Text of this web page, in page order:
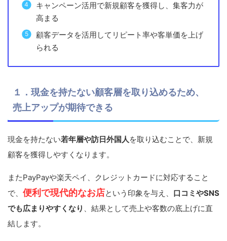
キャンペーン活用で新規顧客を獲得し、集客力が
高まる
顧客データを活用してリピート率や客単価を上げ
られる
１．現金を持たない顧客層を取り込めるため、
売上アップが期待できる
現金を持たない若年層や訪日外国人 を取り込むことで、新規
顧客を獲得しやすくなります。
またPayPayや楽天ペイ、クレジットカードに対応すること
で、 便利で現代的なお店という印象を与え、 口コミやSNS
でも広まりやすくなり
、結果として売上や客数の底上げに直
結します。